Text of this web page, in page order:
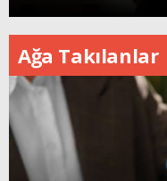
Ağa Takılanlar